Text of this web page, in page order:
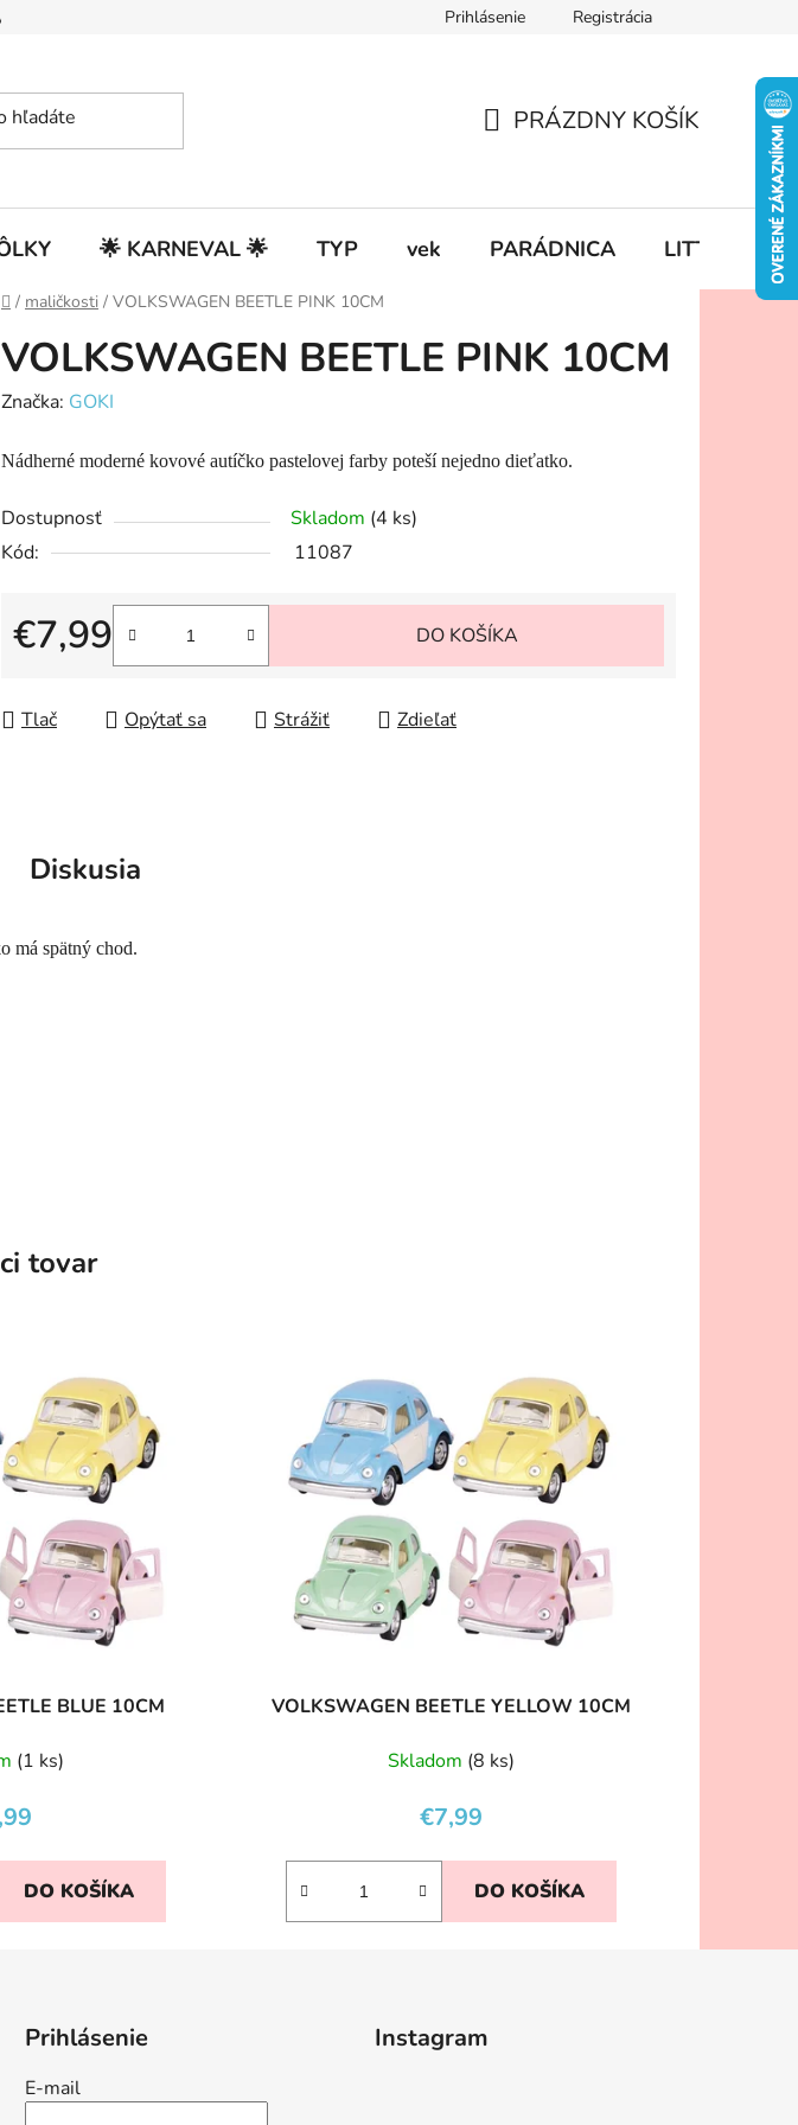
Prihlásenie Registrácia
KOŠÍK
PRÁZDNY KOŠÍK
🌟 KARNEVAL 🌟 TYP vek PARÁDNICA LITTLE
Domov
/ maličkosti / VOLKSWAGEN BEETLE PINK 10CM
VOLKSWAGEN BEETLE PINK 10CM
Značka: GOKI
Nádherné moderné kovové autíčko pastelovej farby poteší nejedno dieťatko.
Dostupnosť Skladom (4 ks)
Kód:
11087
€7,99
Jednotková cena:
DO KOŠÍKA
Tlač Opýtať sa Strážiť Zdieľať
Diskusia
má spätný chod.
tovar
BLUE 10CM
(1 ks)
DO KOŠÍKA
VOLKSWAGEN BEETLE YELLOW 10CM
Skladom (8 ks)
€7,99
DO KOŠÍKA
Prihlásenie
E-mail
Instagram